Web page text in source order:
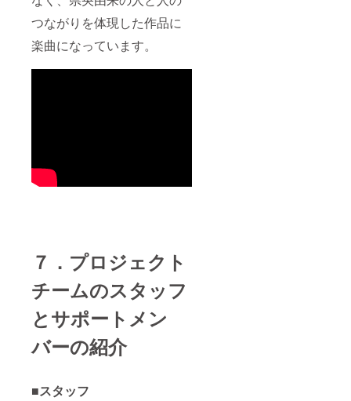
つながりを体現した作品に
楽曲になっています。
７．プロジェクト
チームのスタッフ
とサポートメン
バーの紹介
■スタッフ